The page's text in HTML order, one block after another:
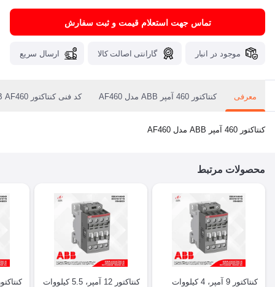
تماس جهت استعلام قیمت و ثبت سفارش
موجود در انبار گارانتی اصالت کالا ارسال سریع
معرفی کنتاکتور 460 آمپر ABB مدل AF460 کد فنی کنتاکتور ABB AF460
کنتاکتور 460 آمپر ABB مدل AF460
محصولات مرتبط
کنتاکتور 9 آمپر، 4 کیلووات
کنتاکتور 12 آمپر، 5.5 کیلووات